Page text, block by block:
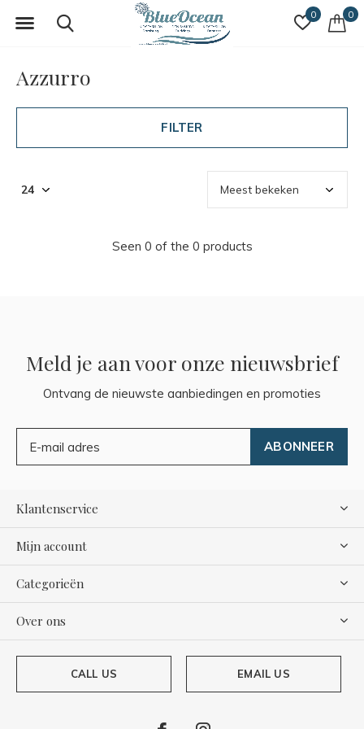
0 0
Azzurro
FILTER
Seen 0 of the 0 products
Meld je aan voor onze nieuwsbrief
Ontvang de nieuwste aanbiedingen en promoties
ABONNEER
Klantenservice
Mijn account
Categorieën
Over ons
CALL US EMAIL US